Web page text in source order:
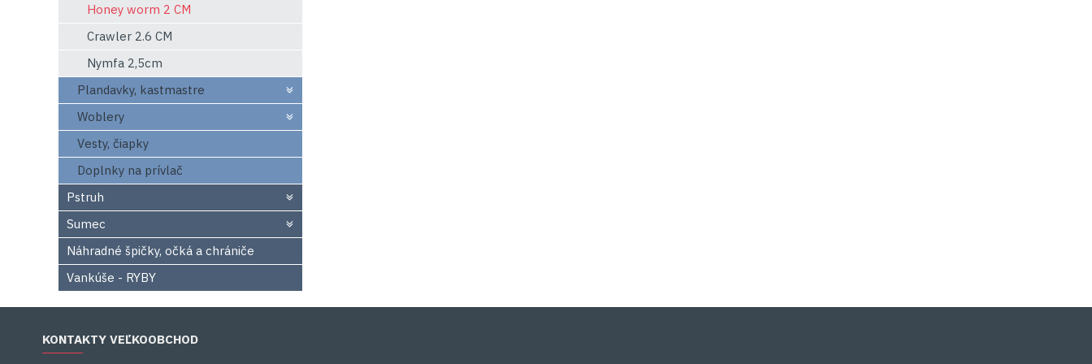
Honey worm 2 CM
Crawler 2.6 CM
Nymfa 2,5cm
Plandavky, kastmastre
Woblery
Vesty, čiapky
Doplnky na prívlač
Pstruh
Sumec
Náhradné špičky, očká a chrániče
Vankúše - RYBY
KONTAKTY VEĽKOOBCHOD